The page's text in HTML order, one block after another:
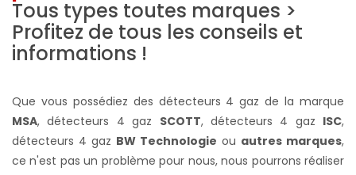
Tous types toutes marques >
Profitez de tous les conseils et
informations !
Que vous possédiez des détecteurs 4 gaz de la marque
MSA, détecteurs 4 gaz SCOTT, détecteurs 4 gaz ISC,
détecteurs 4 gaz BW Technologie ou autres marques,
ce n'est pas un problème pour nous, nous pourrons réaliser